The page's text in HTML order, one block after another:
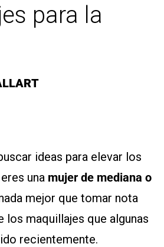
para la
ideas para elevar los
una mujer de mediana o
mejor que tomar nota
los maquillajes que algunas
recientemente.